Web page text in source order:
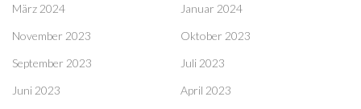
März 2024
Januar 2024
November 2023
Oktober 2023
September 2023
Juli 2023
Juni 2023
April 2023